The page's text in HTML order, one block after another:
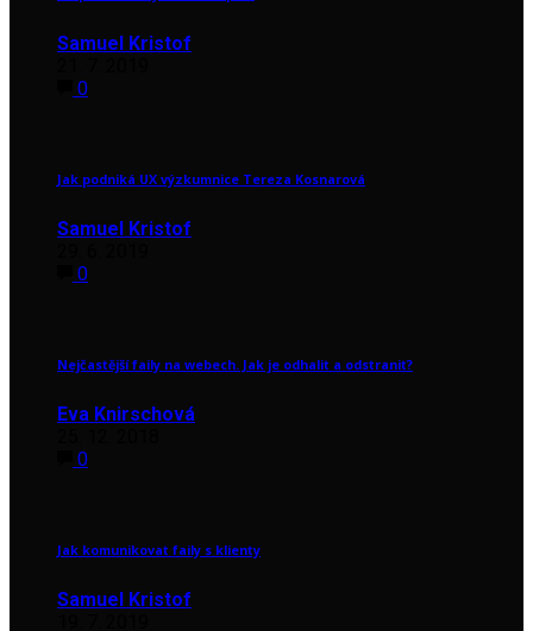
Samuel Kristof
0
Jak podniká UX výzkumnice Tereza Kosnarová
Samuel Kristof
0
Nejčastější faily na webech. Jak je odhalit a odstranit?
Eva Knirschová
0
Jak komunikovat faily s klienty
Samuel Kristof